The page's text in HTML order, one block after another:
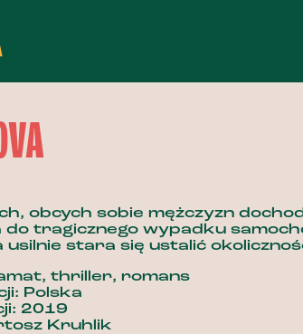
obcych sobie mężczyzn
tragicznego wypadku
stara się ustalić
thriller, romans
Polska
2019
Kruhlik